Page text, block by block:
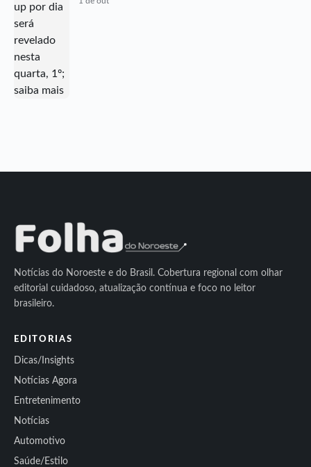
Notícias do Noroeste e do Brasil. Cobertura regional com olhar
editorial cuidadoso, atualização contínua e foco no leitor
brasileiro.
EDITORIAS
Dicas/Insights
Notícias Agora
Entretenimento
Notícias
Automotivo
Saúde/Estilo